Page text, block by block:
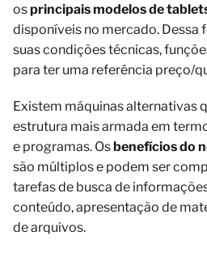
osprincipais modelos de
disponíveis no mercado. Dessa
suas condições técnicas,
para ter uma referência preço/
Existem máquinas alternativas
estrutura mais armada em
e programas. Osbenefícios do
são múltiplos e podem ser
tarefas de busca de
conteúdo, apresentação de
de arquivos.